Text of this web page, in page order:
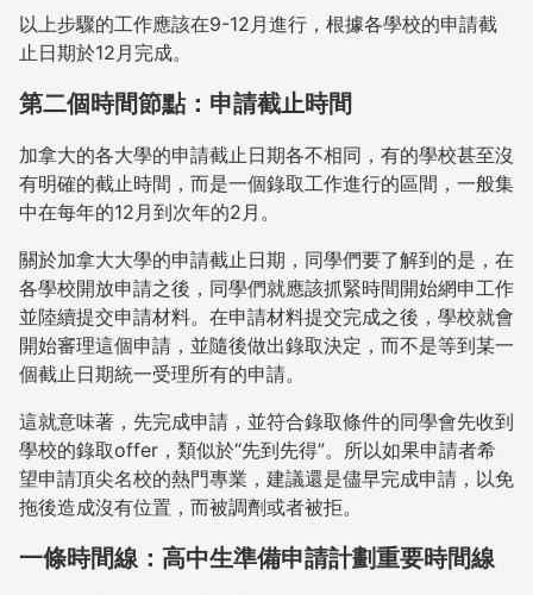
以上步驟的工作應該在9-12月進行，根據各學校的申請截
止日期於12月完成。
第二個時間節點：申請截止時間
加拿大的各大學的申請截止日期各不相同，有的學校甚至沒
有明確的截止時間，而是一個錄取工作進行的區間，一般集
中在每年的12月到次年的2月。
關於加拿大大學的申請截止日期，同學們要了解到的是，在
各學校開放申請之後，同學們就應該抓緊時間開始網申工作
並陸續提交申請材料。在申請材料提交完成之後，學校就會
開始審理這個申請，並隨後做出錄取決定，而不是等到某一
個截止日期統一受理所有的申請。
這就意味著，先完成申請，並符合錄取條件的同學會先收到
學校的錄取offer，類似於“先到先得”。所以如果申請者希
望申請頂尖名校的熱門專業，建議還是儘早完成申請，以免
拖後造成沒有位置，而被調劑或者被拒。
一條時間線：高中生準備申請計劃重要時間線